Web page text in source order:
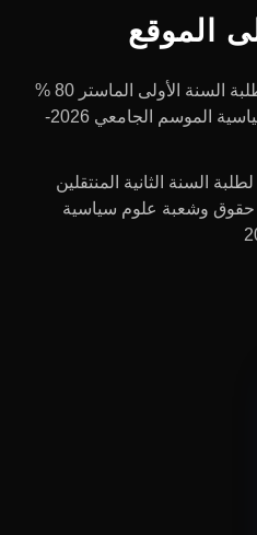
الموقع
إعلان بخصوص نتائج توجيه طلبة السنة الأولى الماستر 80 %
شعبة حقوق وشعبة علوم سياسية الموسم الجامعي 2026-
السنة الثانية المنتقلين
حقوق وشعبة علوم سياسية